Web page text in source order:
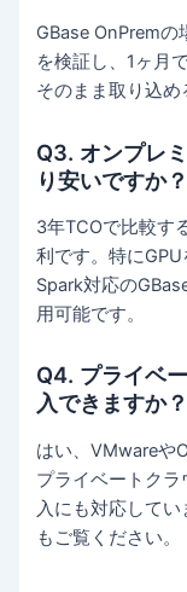
GBase OnPrem
を検証し、1ヶ月
そのまま取り込め
Q3. オンプレ
り安いですか？
3年TCOで比較す
利です。特に
Spark対応の
用可能です。
Q4. プライベ
入できますか？
はい、VMwareや
プライベートク
入にも対応して
もご覧ください。